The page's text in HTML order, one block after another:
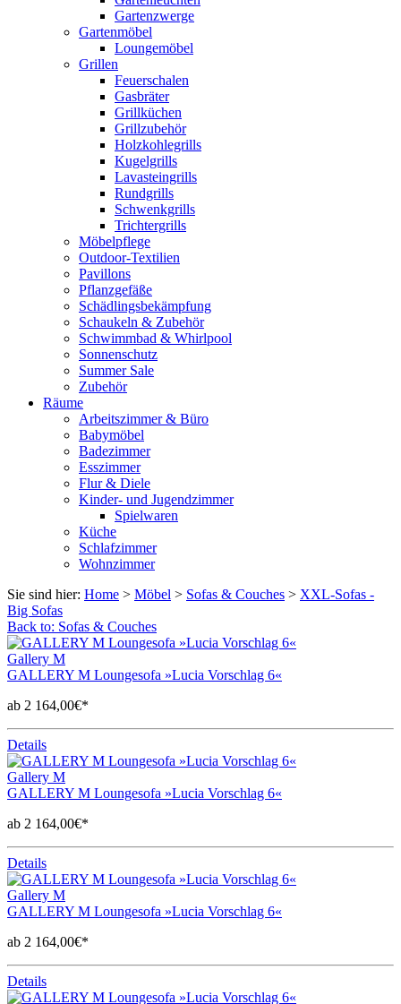
Gartenzwerge
Gartenmöbel
Loungemöbel
Grillen
Feuerschalen
Gasbräter
Grillküchen
Grillzubehör
Holzkohlegrills
Kugelgrills
Lavasteingrills
Rundgrills
Schwenkgrills
Trichtergrills
Möbelpflege
Outdoor-Textilien
Pavillons
Pflanzgefäße
Schädlingsbekämpfung
Schaukeln & Zubehör
Schwimmbad & Whirlpool
Sonnenschutz
Summer Sale
Zubehör
Räume
Arbeitszimmer & Büro
Babymöbel
Badezimmer
Esszimmer
Flur & Diele
Kinder- und Jugendzimmer
Spielwaren
Küche
Schlafzimmer
Wohnzimmer
Sie sind hier: Home > Möbel > Sofas & Couches > XXL-Sofas -
Big Sofas
Back to: Sofas & Couches
Gallery M
GALLERY M Loungesofa »Lucia Vorschlag 6«
ab 2 164,00€*
Details
Gallery M
GALLERY M Loungesofa »Lucia Vorschlag 6«
ab 2 164,00€*
Details
Gallery M
GALLERY M Loungesofa »Lucia Vorschlag 6«
ab 2 164,00€*
Details